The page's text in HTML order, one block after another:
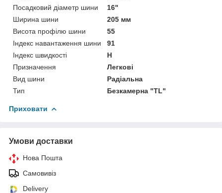
Посадковий діаметр шини
16"
Ширина шини
205 мм
Висота профілю шини
55
Індекс навантаження шини
91
Індекс швидкості
H
Призначення
Легкові
Вид шини
Радіальна
Тип
Безкамерна "TL"
Приховати
Умови доставки
Нова Пошта
Самовивіз
Delivery